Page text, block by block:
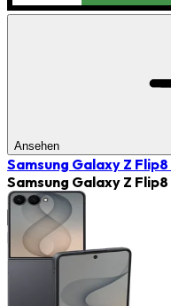
Ansehen
Samsung Galaxy Z Flip8
Samsung Galaxy Z Flip8